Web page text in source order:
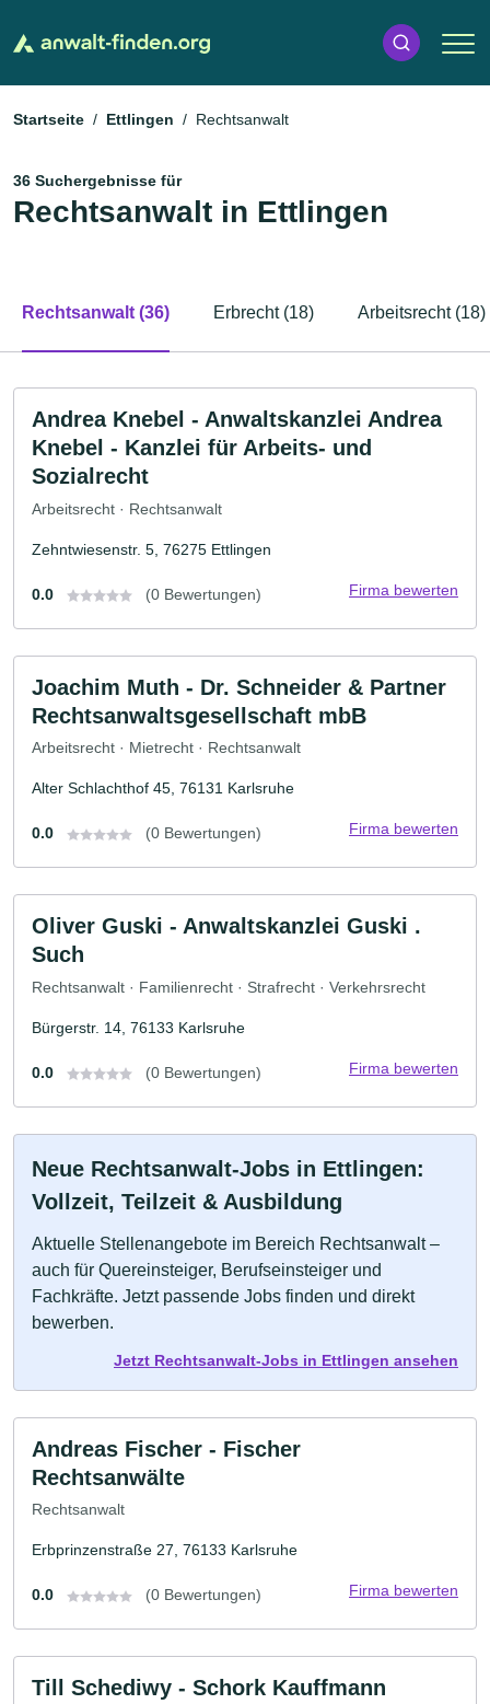
Startseite Ettlingen Rechtsanwalt
36 Suchergebnisse für
Rechtsanwalt in Ettlingen
Rechtsanwalt (36) Erbrecht (18) Arbeitsrecht (18)
Andrea Knebel - Anwaltskanzlei Andrea
Knebel - Kanzlei für Arbeits- und
Sozialrecht
Arbeitsrecht · Rechtsanwalt
Zehntwiesenstr. 5, 76275 Ettlingen
0.0 (0 Bewertungen) Firma bewerten
Joachim Muth - Dr. Schneider & Partner
Rechtsanwaltsgesellschaft mbB
Arbeitsrecht · Mietrecht · Rechtsanwalt
Alter Schlachthof 45, 76131 Karlsruhe
0.0 (0 Bewertungen) Firma bewerten
Oliver Guski - Anwaltskanzlei Guski .
Such
Rechtsanwalt · Familienrecht · Strafrecht · Verkehrsrecht
Bürgerstr. 14, 76133 Karlsruhe
0.0 (0 Bewertungen) Firma bewerten
Neue Rechtsanwalt-Jobs in Ettlingen:
Vollzeit, Teilzeit & Ausbildung
Aktuelle Stellenangebote im Bereich Rechtsanwalt –
auch für Quereinsteiger, Berufseinsteiger und
Fachkräfte. Jetzt passende Jobs finden und direkt
bewerben.
Jetzt Rechtsanwalt-Jobs in Ettlingen ansehen
Andreas Fischer - Fischer
Rechtsanwälte
Rechtsanwalt
Erbprinzenstraße 27, 76133 Karlsruhe
0.0 (0 Bewertungen) Firma bewerten
Till Schediwy - Schork Kauffmann